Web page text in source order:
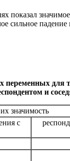
показал
сильное падение
переменных для
и
значимость
с